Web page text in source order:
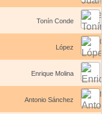
Tonín Conde
López
Enrique Molina
Antonio Sánchez